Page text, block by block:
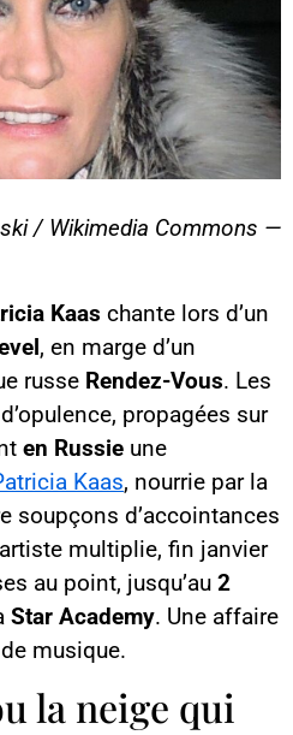
/ Wikimedia Commons —
Kaas chante lors d’un
, en marge d’un
russe Rendez-Vous. Les
propagées sur
en Russie une
Kaas, nourrie par la
soupçons d’accointances
multiplie, fin janvier
au point, jusqu’au 2
Star Academy. Une affaire
musique.
la neige qui